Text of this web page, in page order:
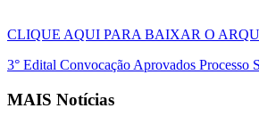
CLIQUE AQUI PARA BAIXAR O
3° Edital Convocação Aprovados Processo
MAIS Notícias